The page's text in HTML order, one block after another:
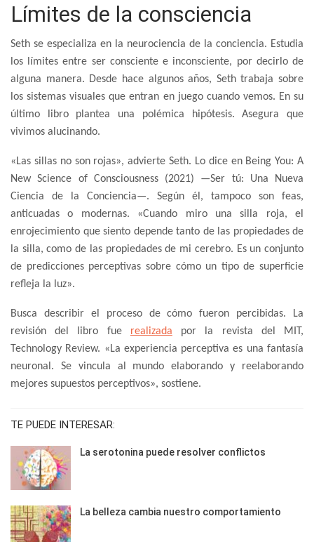
Límites de la consciencia
Seth se especializa en la neurociencia de la conciencia. Estudia
los límites entre ser consciente e inconsciente, por decirlo de
alguna manera. Desde hace algunos años, Seth trabaja sobre
los sistemas visuales que entran en juego cuando vemos. En su
último libro plantea una polémica hipótesis. Asegura que
vivimos alucinando.
«Las sillas no son rojas», advierte Seth. Lo dice en Being You: A
New Science of Consciousness (2021) —Ser tú: Una Nueva
Ciencia de la Conciencia—. Según él, tampoco son feas,
anticuadas o modernas. «Cuando miro una silla roja, el
enrojecimiento que siento depende tanto de las propiedades de
la silla, como de las propiedades de mi cerebro. Es un conjunto
de predicciones perceptivas sobre cómo un tipo de superficie
refleja la luz».
Busca describir el proceso de cómo fueron percibidas. La
revisión del libro fue realizada por la revista del MIT,
Technology Review. «La experiencia perceptiva es una fantasía
neuronal. Se vincula al mundo elaborando y reelaborando
mejores supuestos perceptivos», sostiene.
TE PUEDE INTERESAR:
La serotonina puede resolver conflictos
La belleza cambia nuestro comportamiento